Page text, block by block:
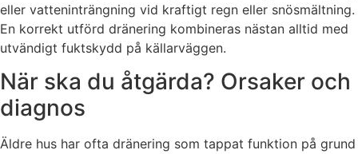
eller vatteninträngning vid kraftigt regn eller snösmältning.
En korrekt utförd dränering kombineras nästan alltid med
utvändigt fuktskydd på källarväggen.
När ska du åtgärda? Orsaker och
diagnos
Äldre hus har ofta dränering som tappat funktion på grund